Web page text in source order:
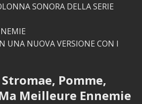
SONORA DELLA SERIE
UNA NUOVA VERSIONE CON I
Pomme,
Meilleure Ennemie